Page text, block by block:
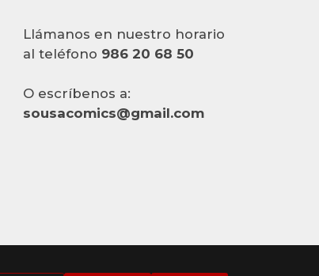
Llámanos en nuestro horario
al teléfono 986 20 68 50
O escríbenos a:
sousacomics@gmail.com